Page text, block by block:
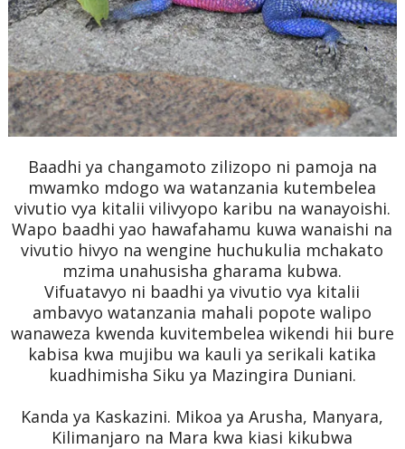
Baadhi ya changamoto zilizopo ni pamoja na
mwamko mdogo wa watanzania kutembelea
vivutio vya kitalii vilivyopo karibu na wanayoishi.
Wapo baadhi yao hawafahamu kuwa wanaishi na
vivutio hivyo na wengine huchukulia mchakato
mzima unahusisha gharama kubwa.
Vifuatavyo ni baadhi ya vivutio vya kitalii
ambavyo watanzania mahali popote walipo
wanaweza kwenda kuvitembelea wikendi hii bure
kabisa kwa mujibu wa kauli ya serikali katika
kuadhimisha Siku ya Mazingira Duniani.
Kanda ya Kaskazini. Mikoa ya Arusha, Manyara,
Kilimanjaro na Mara kwa kiasi kikubwa